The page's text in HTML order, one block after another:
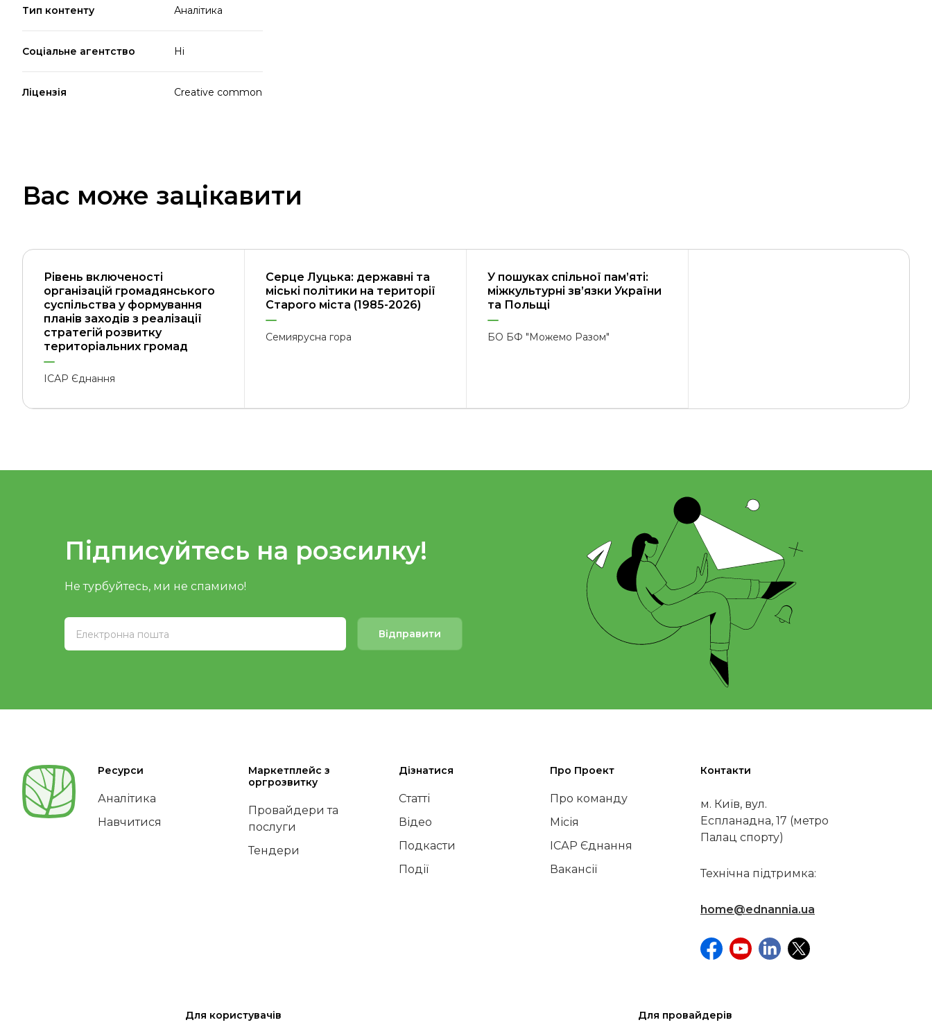
Тип контенту Аналітика
Соціальне агентство Ні
Ліцензія Creative common
Вас може зацікавити
Рівень включеності
організацій громадянського
суспільства у формування
планів заходів з реалізації
стратегій розвитку
територіальних громад
ІСАР Єднання
Серце Луцька: державні та
міські політики на території
Старого міста (1985-2026)
Семиярусна гора
У пошуках спільної пам’яті:
міжкультурні зв’язки України
та Польщі
БО БФ "Можемо Разом"
Підписуйтесь на розсилку!
Не турбуйтесь, ми не спамимо!
Відправити
Ресурси
Аналітика
Навчитися
Маркетплейс з
оргрозвитку
Провайдери та
послуги
Тендери
Дізнатися
Статті
Відео
Подкасти
Події
Про Проект
Про команду
Місія
ІСАР Єднання
Вакансії
Контакти
м. Київ, вул.
Еспланадна, 17 (метро
Палац спорту)
Технічна підтримка:
home@ednannia.ua
Для користувачів Для провайдерів